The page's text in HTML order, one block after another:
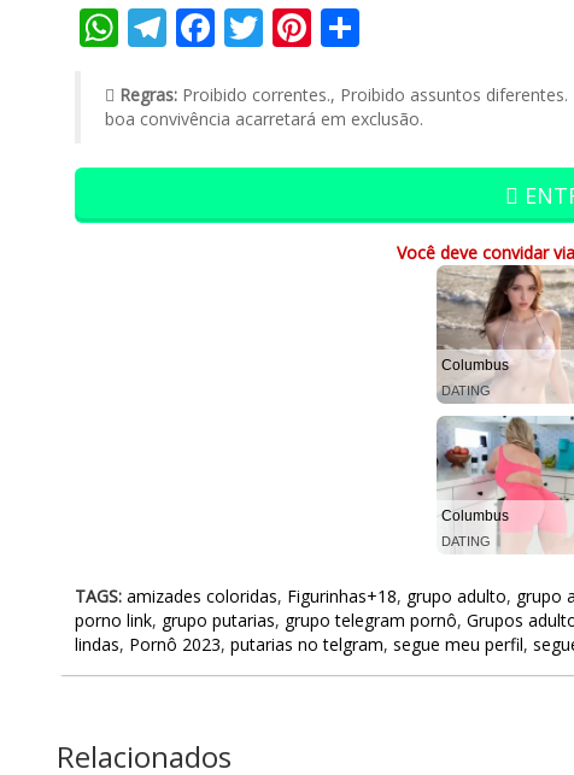
WhatsApp
Telegram
Facebook
TwitterPinterest
Regras: Proibido correntes., Proibido assuntos
boa convivência acarretará em exclusão.
Você deve convidar
Columbus
DATING
Columbus
DATING
TAGS: amizades coloridas, Figurinhas+18, grupo adulto, grupo
porno link, grupo putarias, grupo telegram pornô, Grupos
lindas, Pornô 2023, putarias no telgram, segue meu perfil,
Relacionados